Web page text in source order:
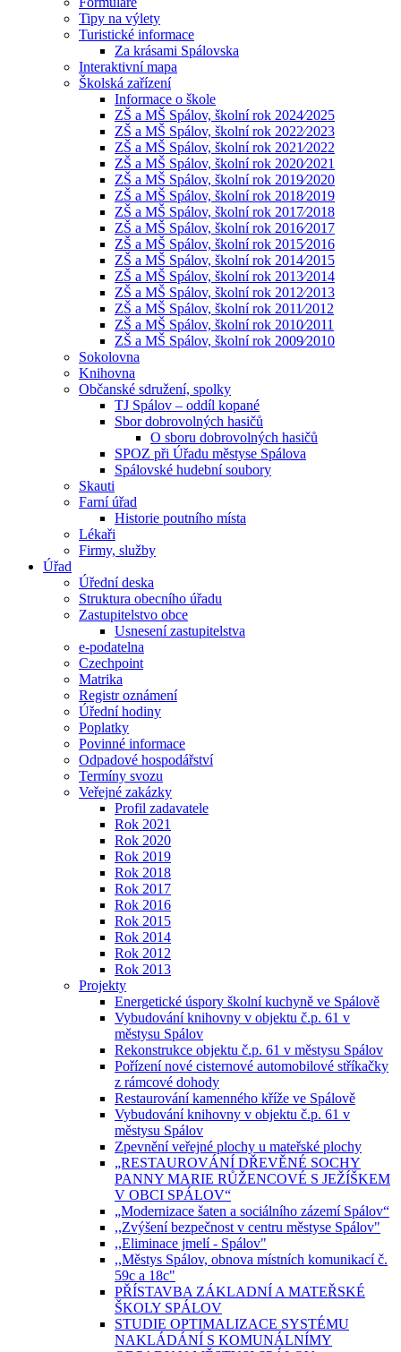
Tipy na výlety
Turistické informace
Za krásami Spálovska
Interaktivní mapa
Školská zařízení
Informace o škole
ZŠ a MŠ Spálov, školní rok 2024⁄2025
ZŠ a MŠ Spálov, školní rok 2022⁄2023
ZŠ a MŠ Spálov, školní rok 2021⁄2022
ZŠ a MŠ Spálov, školní rok 2020⁄2021
ZŠ a MŠ Spálov, školní rok 2019⁄2020
ZŠ a MŠ Spálov, školní rok 2018⁄2019
ZŠ a MŠ Spálov, školní rok 2017⁄2018
ZŠ a MŠ Spálov, školní rok 2016⁄2017
ZŠ a MŠ Spálov, školní rok 2015⁄2016
ZŠ a MŠ Spálov, školní rok 2014⁄2015
ZŠ a MŠ Spálov, školní rok 2013⁄2014
ZŠ a MŠ Spálov, školní rok 2012⁄2013
ZŠ a MŠ Spálov, školní rok 2011⁄2012
ZŠ a MŠ Spálov, školní rok 2010⁄2011
ZŠ a MŠ Spálov, školní rok 2009⁄2010
Sokolovna
Knihovna
Občanské sdružení, spolky
TJ Spálov – oddíl kopané
Sbor dobrovolných hasičů
O sboru dobrovolných hasičů
SPOZ při Úřadu městyse Spálova
Spálovské hudební soubory
Skauti
Farní úřad
Historie poutního místa
Lékaři
Firmy, služby
Úřad
Úřední deska
Struktura obecního úřadu
Zastupitelstvo obce
Usnesení zastupitelstva
e-podatelna
Czechpoint
Matrika
Registr oznámení
Úřední hodiny
Poplatky
Povinné informace
Odpadové hospodářství
Termíny svozu
Veřejné zakázky
Profil zadavatele
Rok 2021
Rok 2020
Rok 2019
Rok 2018
Rok 2017
Rok 2016
Rok 2015
Rok 2014
Rok 2012
Rok 2013
Projekty
Energetické úspory školní kuchyně ve Spálově
Vybudování knihovny v objektu č.p. 61 v
městysu Spálov
Rekonstrukce objektu č.p. 61 v městysu Spálov
Pořízení nové cisternové automobilové stříkačky
z rámcové dohody
Restaurování kamenného kříže ve Spálově
Vybudování knihovny v objektu č.p. 61 v
městysu Spálov
Zpevnění veřejné plochy u mateřské plochy
„RESTAUROVÁNÍ DŘEVĚNÉ SOCHY
PANNY MARIE RŮŽENCOVÉ S JEŽÍŠKEM
V OBCI SPÁLOV“
„Modernizace šaten a sociálního zázemí Spálov“
,,Zvýšení bezpečnost v centru městyse Spálov"
,,Eliminace jmelí - Spálov"
,,Městys Spálov, obnova místních komunikací č.
59c a 18c"
PŘÍSTAVBA ZÁKLADNÍ A MATEŘSKÉ
ŠKOLY SPÁLOV
STUDIE OPTIMALIZACE SYSTÉMU
NAKLÁDÁNÍ S KOMUNÁLNÍMY